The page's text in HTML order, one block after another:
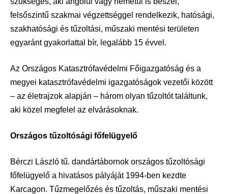
felsőszintű szakmai végzettséggel rendelkezik, hatósági,
szakhatósági és tűzoltási, műszaki mentési területen
egyaránt gyakorlattal bír, legalább 15 évvel.
Az Országos Katasztrófavédelmi Főigazgatóság és a
megyei katasztrófavédelmi igazgatóságok vezetői között
– az életrajzok alapján – három olyan tűzoltót találtunk,
aki közel megfelel az elvárásoknak.
Országos tűzoltósági főfelügyelő
Bérczi László tű. dandártábornok országos tűzoltósági
főfelügyelő a hivatásos pályáját 1994-ben kezdte
Karcagon. Tűzmegelőzés és tűzoltás, műszaki mentési